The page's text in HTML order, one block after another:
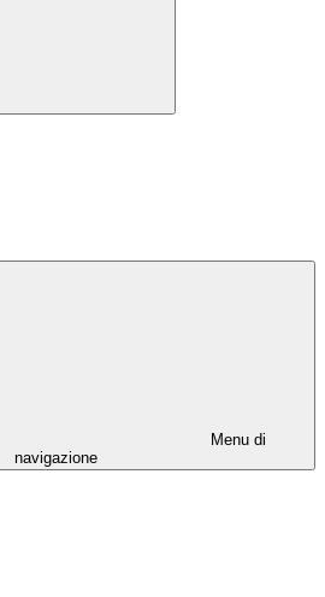
Menu di
navigazione